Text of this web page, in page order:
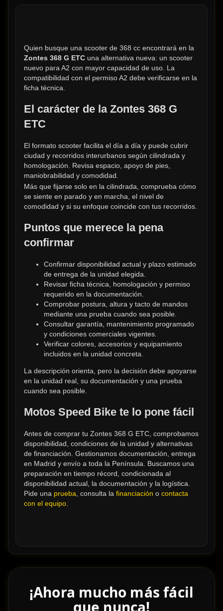
Zontes 368 G ETC una alternativa nueva: un scooter
nuevo para A2 con mayor capacidad de uso. La
compatibilidad con el permiso A2 debe verificarse en la
ficha técnica.
El carácter de la Zontes 368 G
ETC
El formato scooter facilita el día a día y puede cubrir
ciudad y recorridos interurbanos según cilindrada y
homologación. Revisa espacio, apoyo de pies,
maniobrabilidad y comodidad.
Más que fijarse solo en la cilindrada, comprueba cómo
se siente en parado y en marcha, el nivel de
comodidad y si su enfoque coincide con tus recorridos.
Puntos que merece la pena
confirmar
Confirmar disponibilidad actual y plazo estimado
de entrega de la unidad elegida.
Revisar ficha técnica, homologación y permiso
requerido en la documentación.
Comprobar postura, altura y tacto de mandos
mediante una prueba cuando sea posible.
Consultar garantía, mantenimiento programado
y condiciones comerciales vigentes.
Verificar colores, accesorios y equipamiento
incluidos en la unidad concreta.
La descripción orienta, pero la decisión debe apoyarse
en la unidad real, su documentación y una prueba
cuando sea posible.
Motos Speed Bike te lo pone fácil
Antes de comprar tu Zontes 368 G ETC, comprobamos
disponibilidad, condiciones de la unidad y alternativas
de financiación. Gestionamos documentación, entrega
en Madrid y envío a toda la Península. Buscamos una
preparación en tiempo récord, condicionada al
disponibilidad actual, la documentación y la logística.
Pide una prueba , consulta la financiación o contacta
con el equipo
¡Ahora mucho más fácil
que nunca!